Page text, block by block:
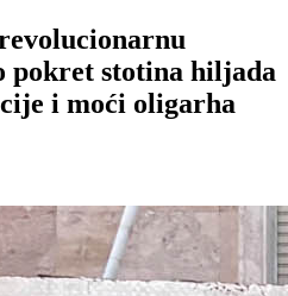
pokret stotina hiljada
i moći oligarha